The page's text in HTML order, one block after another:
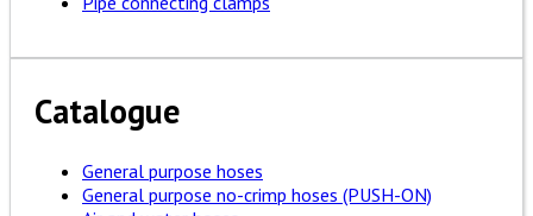
Catalogue
General purpose hoses
General purpose no-crimp hoses (PUSH-ON)